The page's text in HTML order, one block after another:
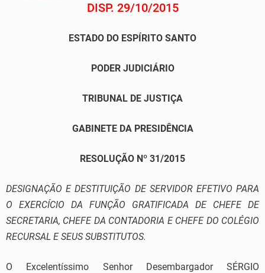
DISP. 29/10/2015
ESTADO DO ESPÍRITO SANTO
PODER JUDICIÁRIO
TRIBUNAL DE JUSTIÇA
GABINETE DA PRESIDÊNCIA
RESOLUÇÃO Nº 31/2015
DESIGNAÇÃO E DESTITUIÇÃO DE SERVIDOR EFETIVO PARA
O EXERCÍCIO DA FUNÇÃO GRATIFICADA DE CHEFE DE
SECRETARIA, CHEFE DA CONTADORIA E CHEFE DO COLÉGIO
RECURSAL E SEUS SUBSTITUTOS.
O Excelentíssimo Senhor Desembargador SÉRGIO